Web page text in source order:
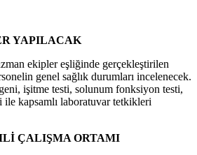
YAPILACAK
ekipler eşliğinde gerçekleştirilen
genel sağlık durumları incelenecek.
işitme testi, solunum fonksiyon testi,
kapsamlı laboratuvar tetkikleri
ÇALIŞMA ORTAMI